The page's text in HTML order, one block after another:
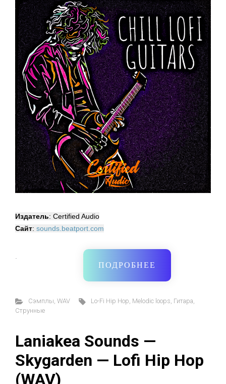
Издатель: Certified Audio
Сайт: sounds.beatport.com
·
ПОДРОБНЕЕ
Cэмплы, WAV Lo-Fi Hip Hop, Melodic loops, Гитара,
Струнные
Laniakea Sounds —
Skygarden — Lofi Hip Hop
(WAV)